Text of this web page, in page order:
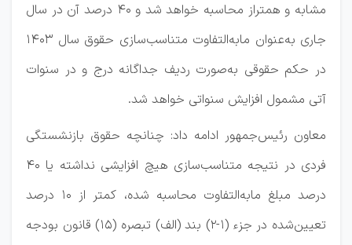
مشابه و همتراز محاسبه خواهد شد و ۴۰ درصد آن در سال
جاری به‌عنوان مابه‌التفاوت متناسب‌سازی حقوق سال ۱۴۰۳
در حکم حقوقی به‌صورت ردیف جداگانه درج و در سنوات
آتی مشمول افزایش سنواتی خواهد شد.
معاون رئیس‌جمهور ادامه داد: چنانچه حقوق بازنشستگی
فردی در نتیجه متناسب‌سازی هیچ افزایشی نداشته یا ۴۰
درصد مبلغ مابه‌التفاوت محاسبه شده، کمتر از ۱۰ درصد
تعیین‌شده در جزء (۱-۲) بند (الف) تبصره (۱۵) قانون بودجه